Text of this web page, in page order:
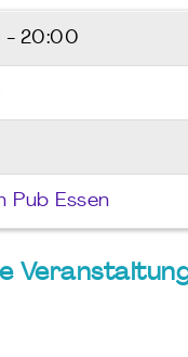
- 20:00
Pub Essen